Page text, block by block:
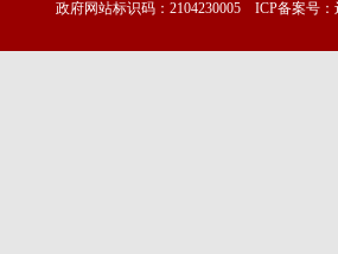
政府网站标识码：2104230005 ICP备案号：